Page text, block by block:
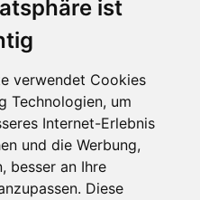
ist
verwendet Cookies
Technologien, um
Internet-Erlebnis
und die Werbung,
besser an Ihre
Diese
Media
Facebook
Twitter
YouTube
Google+
2026